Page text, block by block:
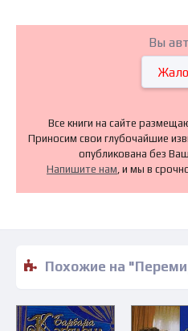
Вы
Все книги на сайте
Приносим свои глубочайшие
опубликована без
Напишите нам , и мы в
Похожие на "Перемирия не будет - Мейси Ейтс" книги